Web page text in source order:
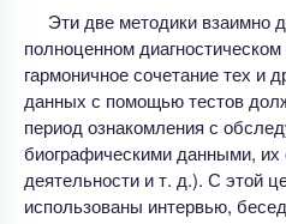
Эти две методики взаимно
полноценном
гармоничное сочетание тех и
данных с помощью тестов
период ознакомления с
биографическими данными,
деятельности и т. д.). С этой
использованы интервью,